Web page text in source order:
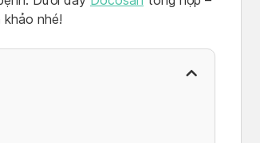
nhé!